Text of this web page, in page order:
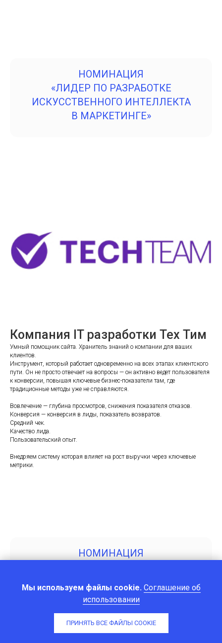
НОМИНАЦИЯ
«ЛИДЕР ПО РАЗРАБОТКЕ
ИСКУССТВЕННОГО ИНТЕЛЛЕКТА
В МАРКЕТИНГЕ»
Компания IT разработки Тех Тим
Умный помощник сайта. Хранитель знаний о компании для ваших
клиентов.
Инструмент, который работает одновременно на всех этапах клиентского
пути. Он не просто отвечает на вопросы — он активно ведет пользователя
к конверсии, повышая ключевые бизнес-показатели там, где
традиционные методы уже не справляются.
Вовлечение — глубина просмотров, снижения показателя отказов.
Конверсия — конверсия в лиды, показатель возвратов.
Средний чек.
Качество лида.
Пользовательский опыт.
Внедряем систему которая влияет на рост выручки через ключевые
метрики.
НОМИНАЦИЯ
В МЕДИЦИНЕ
И ЗДРАВООХРАНЕНИИ»
Мы используем файлы cookie. Соглашение об
использовании
ПРИНЯТЬ ВСЕ ФАЙЛЫ COOKIE